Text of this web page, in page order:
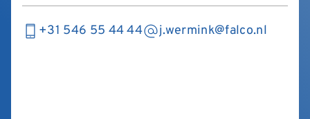
+31 546 55 44 44 j.wermink@falco.nl